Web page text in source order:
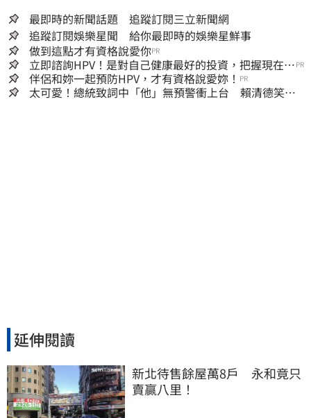
最即時的新聞話題 追蹤訂閱三立新聞網
追蹤訂閱娛樂星聞 給你最即時的娛樂星鮮事
做到這點才有資格說愛你PR
立即諮詢HPV！是對自己健康最好的投資，把握現在不
嫌晚！
PR
伴侶和妳一起預防HPV，才有資格說愛妳！ PR
太可愛！總統致詞中「他」無預警衝上台 賴清德笑
延伸閱讀
新北待售餘屋萬8戶　永和竟只
賣贏八里！